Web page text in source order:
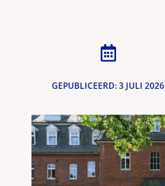

GEPUBLICEERD: 3 JULI 2026